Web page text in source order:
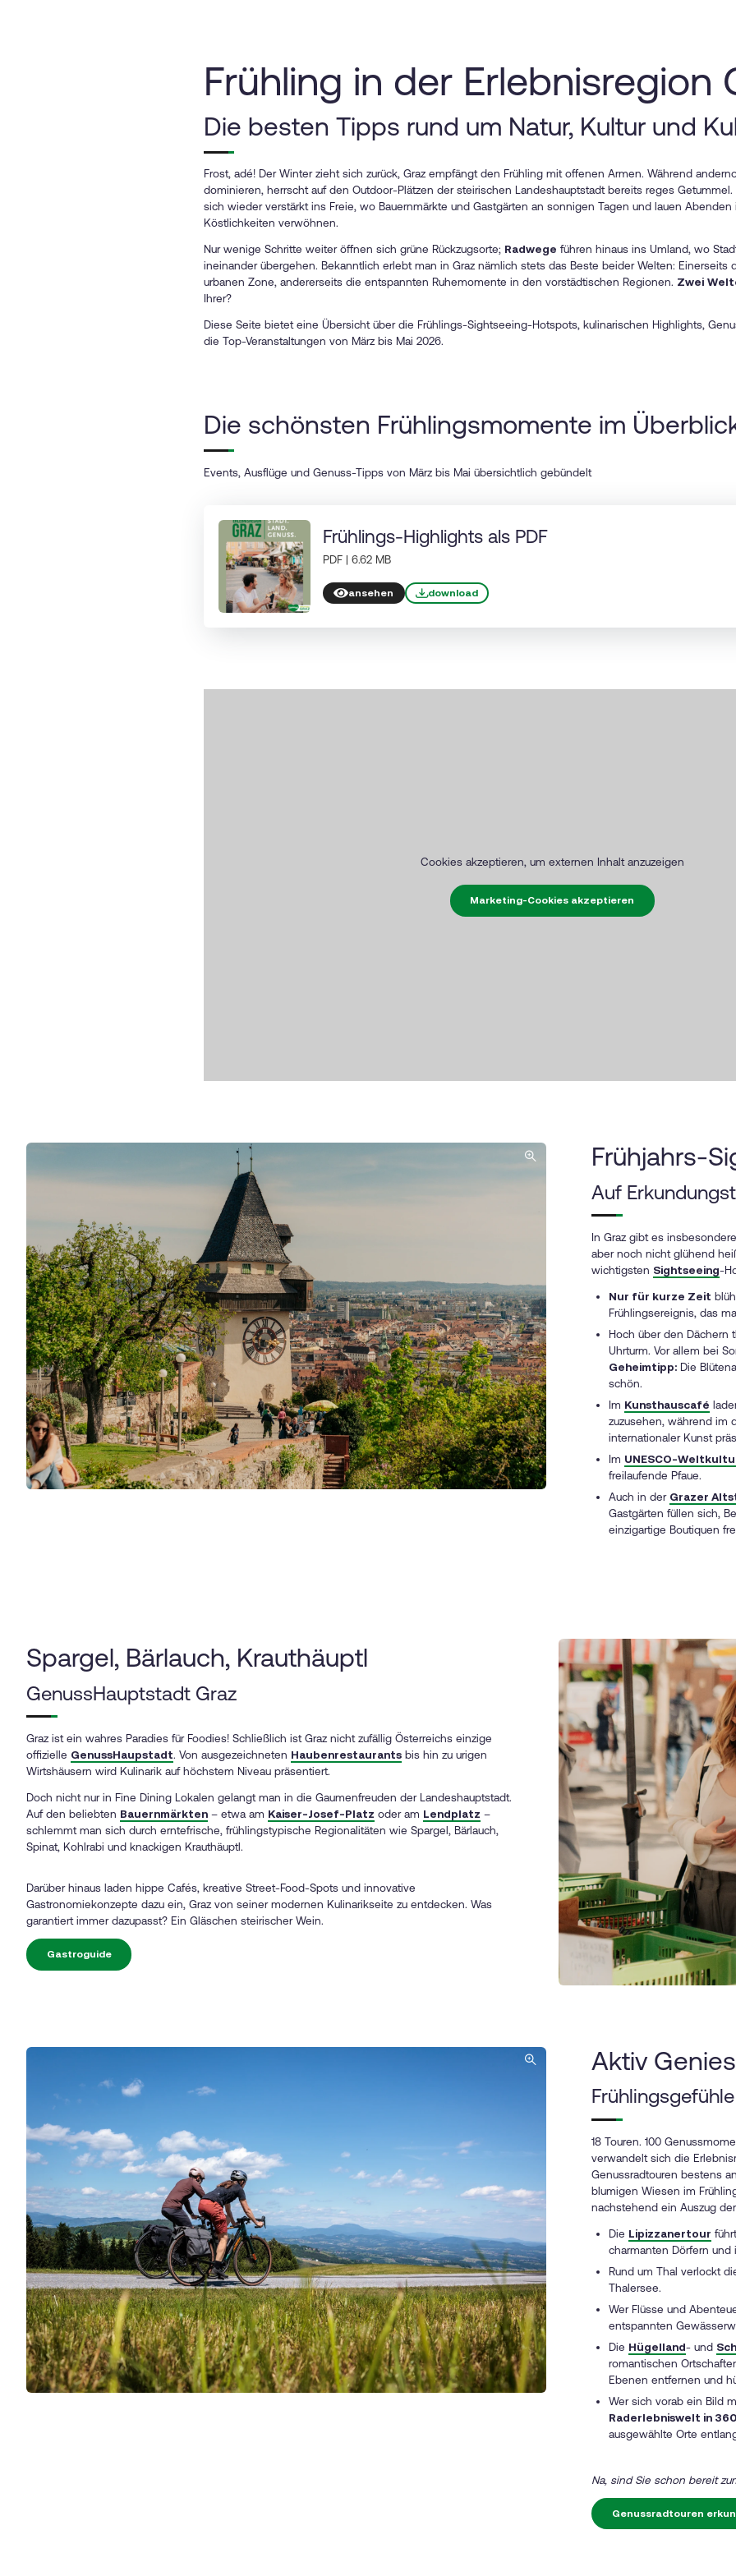
Frühling in der Erlebnisregion
Die besten Tipps rund um Natur, Kultur und
Frost, adé! Der Winter zieht sich zurück, Graz empfängt den Frühling mit offenen Armen. Während
dominieren, herrscht auf den Outdoor-Plätzen der steirischen Landeshauptstadt bereits reges
sich wieder verstärkt ins Freie, wo Bauernmärkte und Gastgärten an sonnigen Tagen und lauen
Köstlichkeiten verwöhnen.
Nur wenige Schritte weiter öffnen sich grüne Rückzugsorte; Radwege führen hinaus ins Umland, wo
ineinander übergehen. Bekanntlich erlebt man in Graz nämlich stets das Beste beider Welten: Einerseits
urbanen Zone, andererseits die entspannten Ruhemomente in den vorstädtischen Regionen. Zwei
Ihrer?
Diese Seite bietet eine Übersicht über die Frühlings-Sightseeing-Hotspots, kulinarischen Highlights,
die Top-Veranstaltungen von März bis Mai 2026.
Die schönsten Frühlingsmomente im
Events, Ausflüge und Genuss-Tipps von März bis Mai übersichtlich gebündelt
Frühlings-Highlights als PDF
PDF | 6.62 MB
ansehen download
Cookies akzeptieren, um externen Inhalt anzuzeigen
Marketing-Cookies akzeptieren
Frühjahrs-
Auf
In Graz gibt es
aber noch nicht glühend
wichtigsten Sightseeing-
Nur für kurze Zeit
Frühlingsereignis, das
Hoch über den Dächern
Uhrturm. Vor allem bei
Geheimtipp: Die
schön.
Im Kunsthauscafé
zuzusehen, während im
internationaler Kunst
Im UNESCO-
freilaufende Pfaue.
Auch in der Grazer
Gastgärten füllen sich,
einzigartige Boutiquen
Spargel, Bärlauch, Krauthäuptl
GenussHauptstadt Graz
Graz ist ein wahres Paradies für Foodies! Schließlich ist Graz nicht zufällig Österreichs einzige
offizielle GenussHaupstadt. Von ausgezeichneten Haubenrestaurants bis hin zu urigen
Wirtshäusern wird Kulinarik auf höchstem Niveau präsentiert.
Doch nicht nur in Fine Dining Lokalen gelangt man in die Gaumenfreuden der Landeshauptstadt.
Auf den beliebten Bauernmärkten – etwa am Kaiser-Josef-Platz oder am Lendplatz –
schlemmt man sich durch erntefrische, frühlingstypische Regionalitäten wie Spargel, Bärlauch,
Spinat, Kohlrabi und knackigen Krauthäuptl.
Darüber hinaus laden hippe Cafés, kreative Street-Food-Spots und innovative
Gastronomiekonzepte dazu ein, Graz von seiner modernen Kulinarikseite zu entdecken. Was
garantiertimmerdazupasst? Ein Gläschen steirischer Wein.
Gastroguide
Aktiv
18 Touren. 100
verwandelt sich die
Genussradtouren bestens
blumigen Wiesen im
nachstehend ein Auszug
Die Lipizzanertour
charmanten Dörfern und
Rund um Thal verlockt
Thalersee.
Wer Flüsse und
entspannten
Die Hügelland- und
romantischen
Ebenen entfernen und
Wer sich vorab ein Bild
Raderlebniswelt in
ausgewählte Orte
Na, sind Sie schon bereit
Genussradtouren